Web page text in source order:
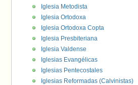
Iglesia Metodista
Iglesia Ortodoxa
Iglesia Ortodoxa Copta
Iglesia Presbiteriana
Iglesia Valdense
Iglesias Evangélicas
Iglesias Pentecostales
Iglesias Reformadas (Calvinistas)